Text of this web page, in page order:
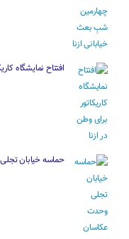
افتتاح نمایشگاه
حماسه خیابان